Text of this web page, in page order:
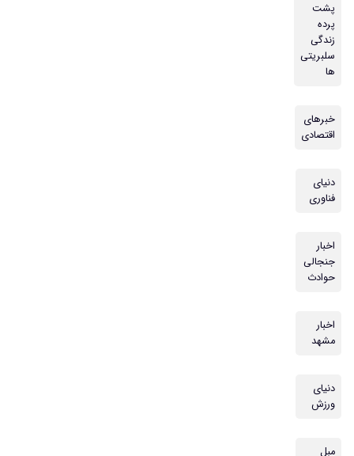
پشت
پرده
زندگی
سلبریتی
ها
خبرهای
اقتصادی
دنیای
فناوری
اخبار
جنجالی
حوادث
اخبار
مشهد
دنیای
ورزش
مبل